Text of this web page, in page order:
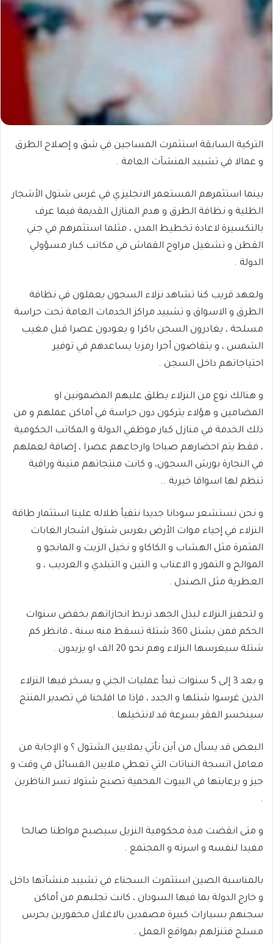
التركية السابقة استثمرت المساجين في شق و إصلاح الطرق
و عمالا في تشييد المنشآت العامة .
بينما استثمرهم المستعمر الانجليزي في غرس شتول الأشجار
الظلية و نظافة الطرق و هدم المنازل القديمة فيما عرف
بالتكسيرة لاعادة تخطيط المدن ، مثلما استثمرهم في جني
القطن و تشغيل مراوح القماش في مكاتب كبار مسؤولي
الدولة .
ولعهد قريب كنا تشاهد نزلاء السجون يعملون في نظافة
الطرق و الاسواق و تشييد مراكز الخدمات العامة تحت حراسة
مسلحة ، يغادرون السجن باكرا و يعودون عصرا قبل مغيب
الشمس ، و يتقاضون أجرا رمزيا يساعدهم في توفير
احتياجاتهم داخل السجن .
و هنالك نوع من النزلاء يطلق عليهم المضمونين او
المضامين و هؤلاء يتركون دون حراسة في أماكن عملهم و من
ذلك الخدمة في منازل كبار موظفي الدولة و المكاتب الحكومية
، فقط يتم احضارهم صباحا وارجاعهم عصرا ، إضافة لعملهم
في النجارة بورش السجون، و كانت منتجاتهم متينة وراقية
تنظم لها اسواقا خيرية ..
و نحن نستشعر سودانا جديدا نتفيأ ظلاله علينا استثمار طاقة
النزلاء في إحياء موات الأرض بغرس شتول اشجار الغابات
المثمرة مثل الهشاب و الكاكاو و نخيل الزيت و المانجو و
الموالح و التمور و الاعناب و التين و التبلدي و العرديب ، و
العطرية مثل الصندل .
و لتحفيز النزلاء لبذل الجهد تربط انجازاتهم بخفض سنوات
الحكم فمن يشتل 360 شتلة تسقط منه سنة ، فانظر كم
شتلة سيغرسها النزلاء وهم نحو 20 الف او يزيدون .
و بعد 3 إلى 5 سنوات تبدأ عمليات الجني و يسخر فيها النزلاء
الذين غرسوا شتلها و الجدد ، فإذا ما افلحنا في تصدير المنتج
سينحسر الفقر بسرعة قد لانتخيلها .
البعض قد يسأل من أين نأتي بملايين الشتول ؟ و الإجابة من
معامل انسجة النباتات التي تعطي ملايين الفسائل في وقت و
جيز و برعايتها في البيوت المحمية تصبح شتولا تسر الناظرين
.
و متى انقضت مدة محكومية النزيل سيصبح مواطنا صالحا
مفيدا لنفسه و اسرته و المجتمع .
بالمناسبة الصين استثمرت السجناء في تشييد منشآتها داخل
و خارج الدولة بما فيها السودان ، كانت تجلبهم من أماكن
سجنهم بسيارات كبيرة مصفدين بالاغلال مخفورين بحرس
مسلح فتنزلهم بمواقع العمل .